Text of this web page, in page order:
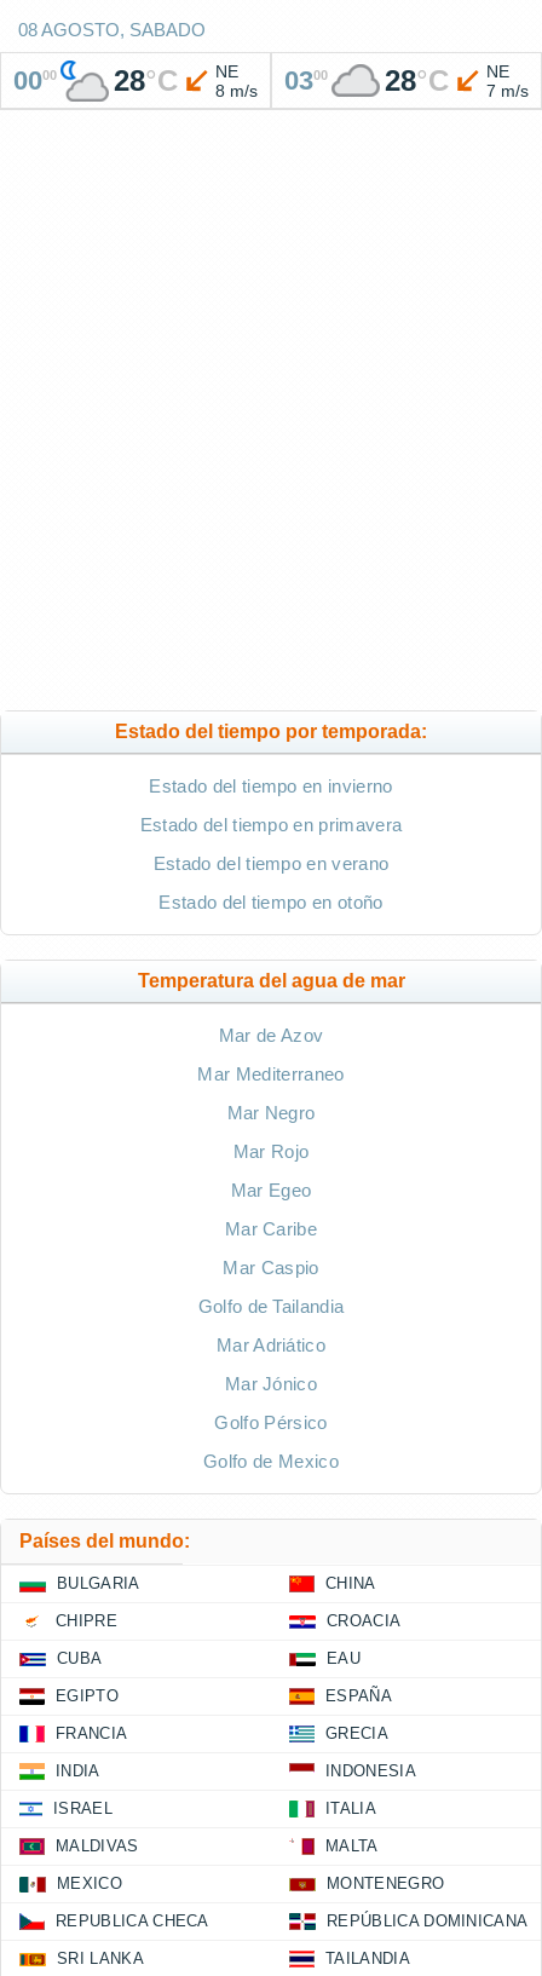
08 AGOSTO, SABADO
0000 28°C
NE
8 m/s
0300 28°C
NE
7 m/s
Estado del tiempo por temporada:
Estado del tiempo en invierno
Estado del tiempo en primavera
Estado del tiempo en verano
Estado del tiempo en otoño
Temperatura del agua de mar
Mar de Azov
Mar Mediterraneo
Mar Negro
Mar Rojo
Mar Egeo
Mar Caribe
Mar Caspio
Golfo de Tailandia
Mar Adriático
Mar Jónico
Golfo Pérsico
Golfo de Mexico
Países del mundo:
BULGARIA CHINA
CHIPRE CROACIA
CUBA EAU
EGIPTO ESPAÑA
FRANCIA GRECIA
INDIA INDONESIA
ISRAEL ITALIA
MALDIVAS MALTA
MEXICO MONTENEGRO
REPUBLICA CHECA REPÚBLICA DOMINICANA
SRI LANKA TAILANDIA